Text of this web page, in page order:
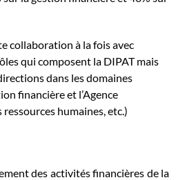
collaboration à la fois avec
qui composent la DIPAT mais
dans les domaines
financière et l’Agence
humaines, etc.)
des activités financières de la